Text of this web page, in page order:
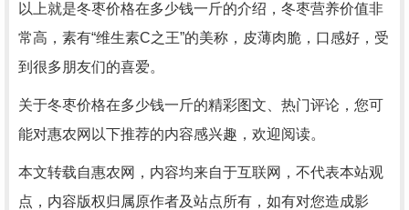
以上就是冬枣价格在多少钱一斤的介绍，冬枣营养价值非
常高，素有“维生素C之王”的美称，皮薄肉脆，口感好，受
到很多朋友们的喜爱。
关于冬枣价格在多少钱一斤的精彩图文、热门评论，您可
能对惠农网以下推荐的内容感兴趣，欢迎阅读。
本文转载自惠农网，内容均来自于互联网，不代表本站观
点，内容版权归属原作者及站点所有，如有对您造成影